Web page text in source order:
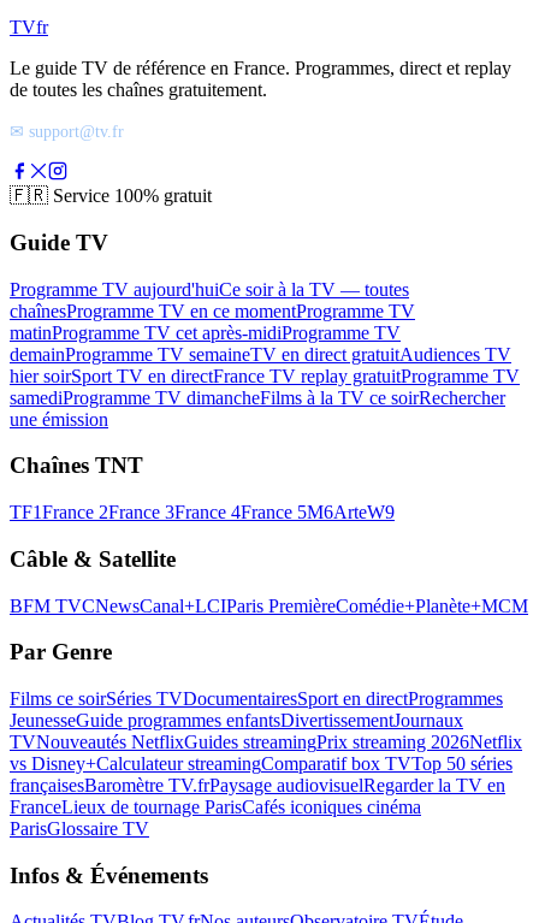
TVfr
Le guide TV de référence en France. Programmes, direct et replay
de toutes les chaînes gratuitement.
✉ support@tv.fr
🇫🇷 Service 100% gratuit
Guide TV
Programme TV aujourd'huiCe soir à la TV — toutes
chaînesProgramme TV en ce momentProgramme TV
matinProgramme TV cet après-midiProgramme TV
demainProgramme TV semaineTV en direct gratuitAudiences TV
hier soirSport TV en directFrance TV replay gratuitProgramme TV
samediProgramme TV dimancheFilms à la TV ce soirRechercher
une émission
Chaînes TNT
TF1France 2France 3France 4France 5M6ArteW9
Câble & Satellite
BFM TVCNewsCanal+LCIParis PremièreComédie+Planète+MCM
Par Genre
Films ce soirSéries TVDocumentairesSport en directProgrammes
JeunesseGuide programmes enfantsDivertissementJournaux
TVNouveautés NetflixGuides streamingPrix streaming 2026Netflix
vs Disney+Calculateur streamingComparatif box TVTop 50 séries
françaisesBaromètre TV.frPaysage audiovisuelRegarder la TV en
FranceLieux de tournage ParisCafés iconiques cinéma
ParisGlossaire TV
Infos & Événements